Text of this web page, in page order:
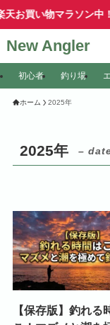
お買い物マラソン中！
New Angler
初心者 釣り場
ホーム 2025年
2025年 –
【保存版】釣れる